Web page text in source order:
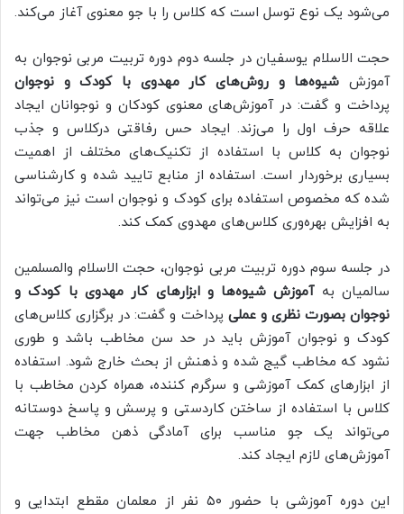
می‌شود یک نوع توسل است که کلاس را با جو معنوی آغاز می‌کند.
حجت الاسلام یوسفیان در جلسه دوم دوره تربیت مربی نوجوان به
آموزش شیوه‌ها و روش‌های کار مهدوی با کودک و نوجوان
پرداخت و گفت: در آموزش‌های معنوی کودکان و نوجوانان ایجاد
علاقه حرف اول را می‌زند. ایجاد حس رفاقتی درکلاس و جذب
نوجوان به کلاس با استفاده از تکنیک‌های مختلف از اهمیت
بسیاری برخوردار است. استفاده از منابع تایید شده و کارشناسی
شده که مخصوص استفاده برای کودک و نوجوان است نیز می‌تواند
به افزایش بهره‌وری کلاس‌های مهدوی کمک کند.
در جلسه سوم دوره تربیت مربی نوجوان، حجت الاسلام والمسلمین
سالمیان بهآموزش شیوه‌ها و ابزارهای کار مهدوی با کودک و
نوجوان بصورت نظری و عملی پرداخت و گفت: در برگزاری کلاس‌های
کودک و نوجوان آموزش باید در حد سن مخاطب باشد و طوری
نشود که مخاطب گیج شده و ذهنش از بحث خارج شود. استفاده
از ابزارهای کمک آموزشی و سرگرم کننده، همراه کردن مخاطب با
کلاس با استفاده از ساختن کاردستی و پرسش و پاسخ دوستانه
می‌تواند یک جو مناسب برای آمادگی ذهن مخاطب جهت
آموزش‌های لازم ایجاد کند.
این دوره آموزشی با حضور ۵۰ نفر از معلمان مقطع ابتدایی و